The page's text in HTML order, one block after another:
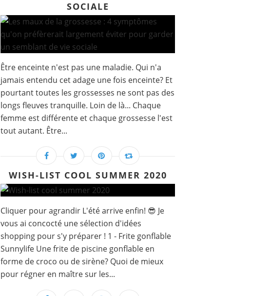
SOCIALE
Être enceinte n'est pas une maladie. Qui n'a
jamais entendu cet adage une fois enceinte? Et
pourtant toutes les grossesses ne sont pas des
longs fleuves tranquille. Loin de là... Chaque
femme est différente et chaque grossesse l'est
tout autant. Être...
WISH-LIST COOL SUMMER 2020
Cliquer pour agrandir L'été arrive enfin! 😎 Je
vous ai concocté une sélection d'idées
shopping pour s'y préparer ! 1 - Frite gonflable
Sunnylife Une frite de piscine gonflable en
forme de croco ou de sirène? Quoi de mieux
pour régner en maître sur les...